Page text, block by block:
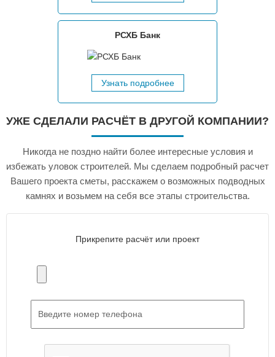
РСХБ Банк
Узнать подробнее
УЖЕ СДЕЛАЛИ РАСЧЁТ В ДРУГОЙ КОМПАНИИ?
Никогда не поздно найти более интересные условия и
избежать уловок строителей. Мы сделаем подробный расчет
Вашего проекта сметы, расскажем о возможных подводных
камнях и возьмем на себя все этапы строительства.
Прикрепите расчёт или проект